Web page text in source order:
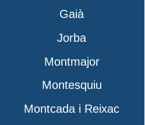
Gaià
Jorba
Montmajor
Montesquiu
Montcada i Reixac